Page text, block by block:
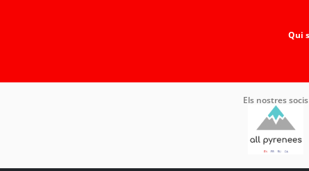
Qui
Els nostres socis